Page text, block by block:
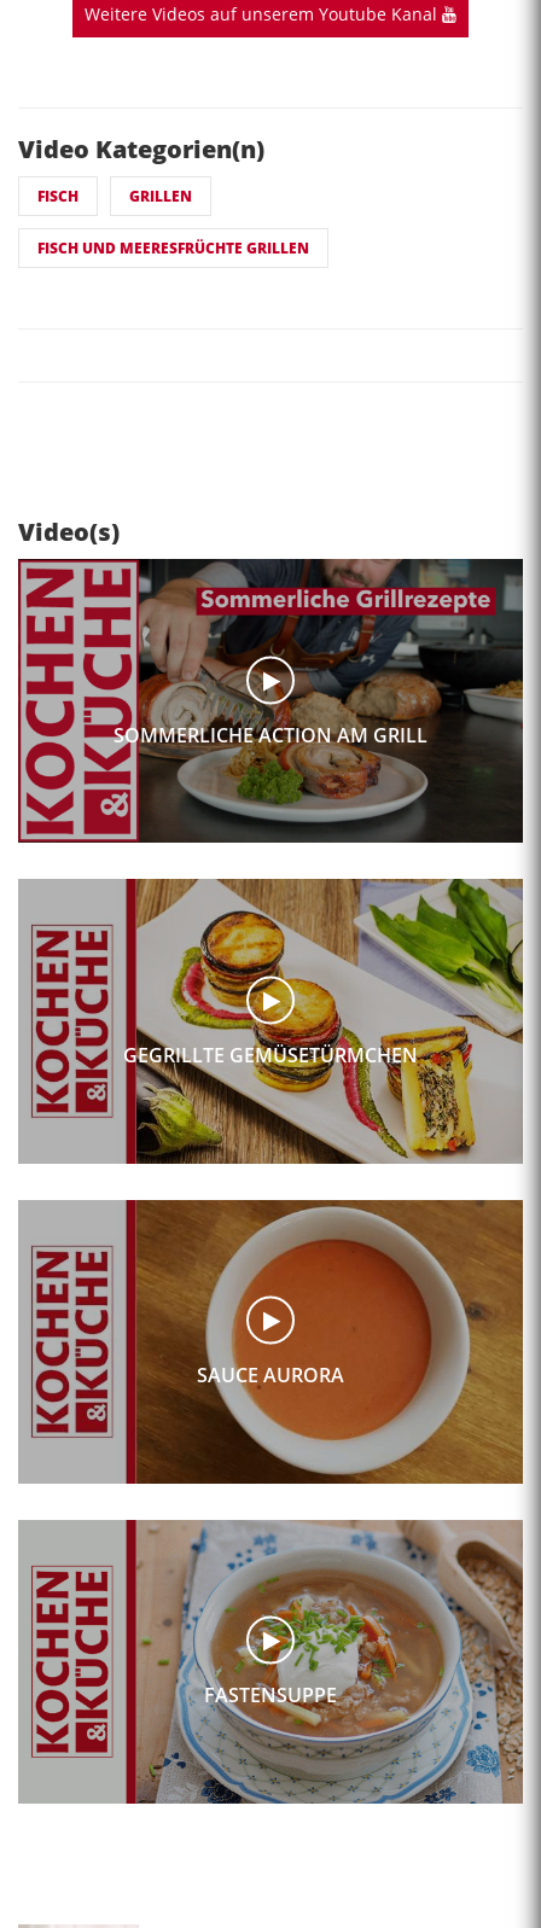
Weitere Videos auf unserem Youtube Kanal
Video Kategorien(n)
FISCH GRILLEN
FISCH UND MEERESFRÜCHTE GRILLEN
Video(s)
SOMMERLICHE ACTION AM GRILL
GEGRILLTE GEMÜSETÜRMCHEN
SAUCE AURORA
FASTENSUPPE